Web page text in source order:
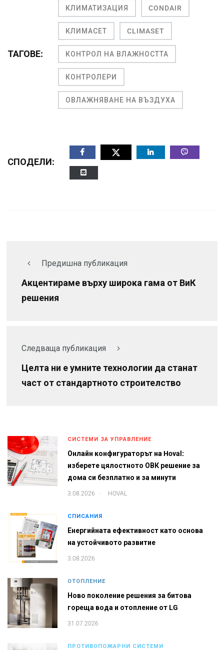
ТАГОВЕ:
КЛИМАТИЗАЦИЯ CONDAIR
КЛИМАСЕТ CLIMASET
КОНТРОЛ НА ВЛАЖНОСТТА
КОНТРОЛЕРИ
ОВЛАЖНЯВАНЕ НА ВЪЗДУХА
СПОДЕЛИ:
Предишна публикация
Акцентираме върху широка гама от ВиК
решения
Следваща публикация
Целта ни е умните технологии да станат
част от стандартното строителство
СИСТЕМИ ЗА УПРАВЛЕНИЕ
Онлайн конфигураторът на Hoval:
изберете цялостното ОВК решение за
дома си безплатно и за минути
3.08.2026 HOVAL
СПИСАНИЯ
Енергийната ефективност като основа
на устойчивото развитие
3.08.2026
ОТОПЛЕНИЕ
Ново поколение решения за битова
гореща вода и отопление от LG
31.07.2026
ПРОТИВОПОЖАРНИ СИСТЕМИ